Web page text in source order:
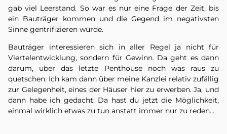
gab viel Leerstand. So war es nur eine Frage der Zeit, bis
ein Bauträger kommen und die Gegend im negativsten
Sinne gentrifizieren würde.
Bauträger interessieren sich in aller Regel ja nicht für
Viertelentwicklung, sondern für Gewinn. Da geht es dann
darum, über das letzte Penthouse noch was raus zu
quetschen. Ich kam dann über meine Kanzlei relativ zufällig
zur Gelegenheit, eines der Häuser hier zu erwerben. Ja, und
dann habe ich gedacht: Da hast du jetzt die Möglichkeit,
einmal wirklich etwas zu tun anstatt immer nur zu reden…